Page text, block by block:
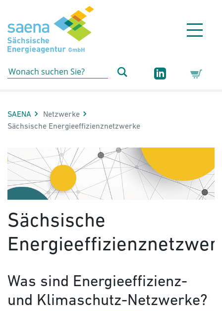
Sidebar
Erweiterte Navigation
Service
SAENA
Netzwerke
Aktuelle Seite:
Sächsische Energieeffizienznetzwerke
Sächsische
Was sind Energieeffizienz-
und Klimaschutz-Netzwerke?